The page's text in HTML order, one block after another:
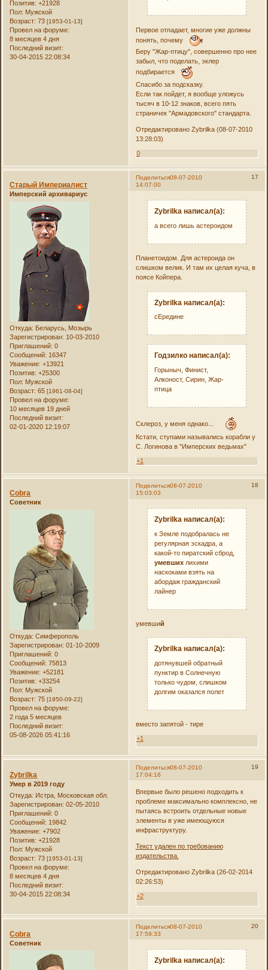
Позитив: +21928
Пол: Мужской
Возраст: 73[1953-01-13]
Провел на форуме:
8 месяцев 4 дня
Последний визит:
30-04-2015 22:08:34
Первое отпадает, многие уже должны
понять, почему
Беру "Жар-птицу", совершенно про нее
забыл, что поделать, эклер
подбирается
Спасибо за подсказку.
Если так пойдет, я вообще уложусь
тысяч в 10-12 знаков, всего пять
страничек "Армадовского" стандарта.
Отредактировано Zybrilka (08-07-2010
13:28:03)
0
Поделиться 17
08-07-2010
14:07:00
Старый Империалист
Имперский архивариус
Откуда: Беларусь, Мозырь
Зарегистрирован: 10-03-2010
Приглашений: 0
Сообщений: 16347
Уважение: +13921
Позитив: +25300
Пол: Мужской
Возраст: 65[1961-08-04]
Провел на форуме:
10 месяцев 19 дней
Последний визит:
02-01-2020 12:19:07
Zybrilka написал(а):
а всего лишь астероидом
Планетоидом. Для астероида он
слишком велик. И там их целая куча, в
поясе Койпера.
Zybrilka написал(а):
сЕредине
Годзилко написал(а):
Горыныч, Финист,
Алконост, Сирин, Жар-
птица
Склероз, у меня однако...
Кстати, ступами назывались корабли у
С. Логинова в "Имперских ведьмах"
+1
Поделиться 18
08-07-2010
15:03:03
Cobra
Советник
Откуда: Симферополь
Зарегистрирован: 01-10-2009
Приглашений: 0
Сообщений: 75813
Уважение: +52181
Позитив: +33254
Пол: Мужской
Возраст: 75[1950-09-22]
Провел на форуме:
2 года 5 месяцев
Последний визит:
05-08-2026 05:41:16
Zybrilka написал(а):
к Земле подобралась не
регулярная эскадра, а
какой-то пиратский сброд,
умевших лихими
наскоками взять на
абордаж гражданский
лайнер
умевший
Zybrilka написал(а):
дотянувшей обратный
пунктир в Солнечную
только чудом, слишком
долгим оказался полет
вместо запятой - тире
+1
Поделиться 19
08-07-2010
17:04:16
Zybrilka
Умер в 2019 году
Откуда: Истра, Московская обл.
Зарегистрирован: 02-05-2010
Приглашений: 0
Сообщений: 19842
Уважение: +7902
Позитив: +21928
Пол: Мужской
Возраст: 73[1953-01-13]
Провел на форуме:
8 месяцев 4 дня
Последний визит:
30-04-2015 22:08:34
Впервые было решено подходить к
проблеме максимально комплексно, не
пытаясь встроить отдельные новые
элементы в уже имеющуюся
инфраструктуру.
Текст удален по требованию
издательства.
Отредактировано Zybrilka (26-02-2014
02:26:53)
+2
Поделиться 20
08-07-2010
17:59:33
Cobra
Советник
Zybrilka написал(а):